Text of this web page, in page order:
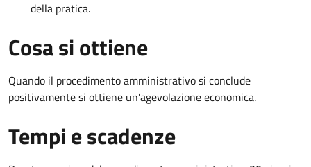
della pratica.
Cosa si ottiene
Quando il procedimento amministrativo si conclude
positivamente si ottiene un'agevolazione economica.
Tempi e scadenze